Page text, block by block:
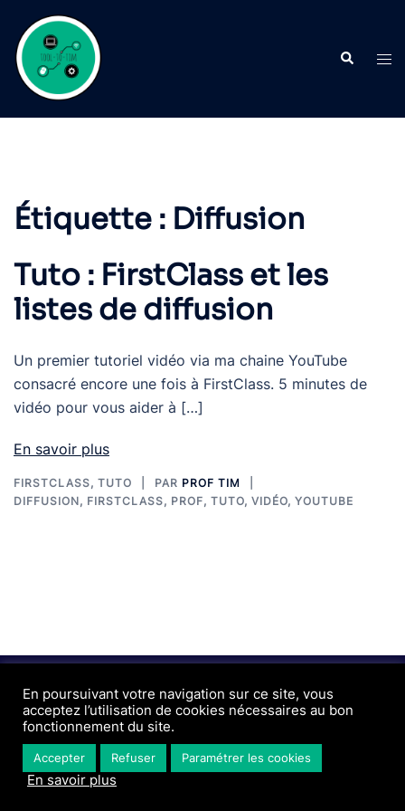
contenu
Étiquette : Diffusion
Tuto : FirstClass et les
listes de diffusion
Un premier tutoriel vidéo via ma chaine YouTube
consacré encore une fois à FirstClass. 5 minutes de
vidéo pour vous aider à […]
En savoir plus
FIRSTCLASS, TUTO PAR PROF TIM
DIFFUSION, FIRSTCLASS, PROF, TUTO, VIDÉO, YOUTUBE
© 2026 Tooltotim. Fièrement propulsé par
WORDPRESS
En poursuivant votre navigation sur ce site, vous
acceptez l’utilisation de cookies nécessaires au bon
fonctionnement du site.
Accepter Refuser Paramétrer les cookies
En savoir plus